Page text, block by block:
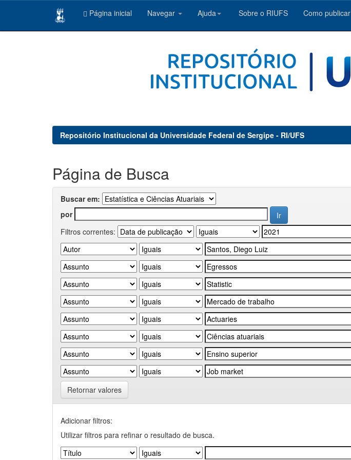
Página inicial Navegar Ajuda Sobre o RIUFS Como publicar
Repositório Institucional da Universidade Federal de Sergipe - RI/UFS
Página de Busca
Buscar em:
por
Filtros correntes:
Retornar valores
Adicionar filtros:
Utilizar filtros para refinar o resultado de busca.